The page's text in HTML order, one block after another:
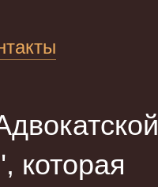
которая